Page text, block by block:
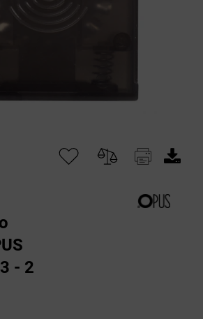
- 2